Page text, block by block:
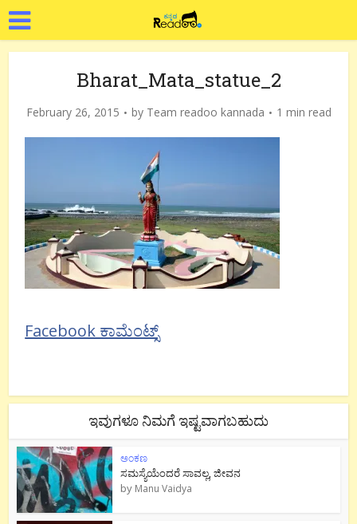
Bharat_Mata_statue_2
February 26, 2015 by Team readoo kannada 1 min read
Facebook ಕಾಮೆಂಟ್ಸ್
ಇವುಗಳೂ ನಿಮಗೆ ಇಷ್ಟವಾಗಬಹುದು
ಅಂಕಣ
ಸಮಸ್ಯೆಯೆಂದರೆ ಸಾವಲ್ಲ, ಜೀವನ
by Manu Vaidya